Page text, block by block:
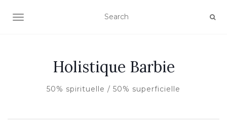
AFFICHER/MASQUER LA NAVIGATION
Holistique Barbie
50% spirituelle / 50% superficielle